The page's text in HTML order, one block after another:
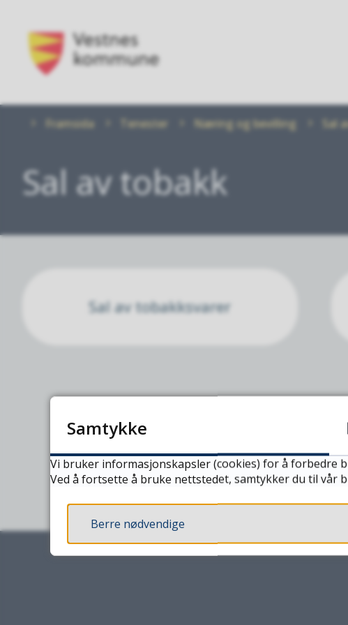
Framsida Tenester Næring og bevilling Sal
Sal av tobakk
Sal av tobakksvarer
Samtykke
Vi bruker informasjonskapsler (cookies) for å forbedre
Ved å fortsette å bruke nettstedet, samtykker du til
Berre nødvendige